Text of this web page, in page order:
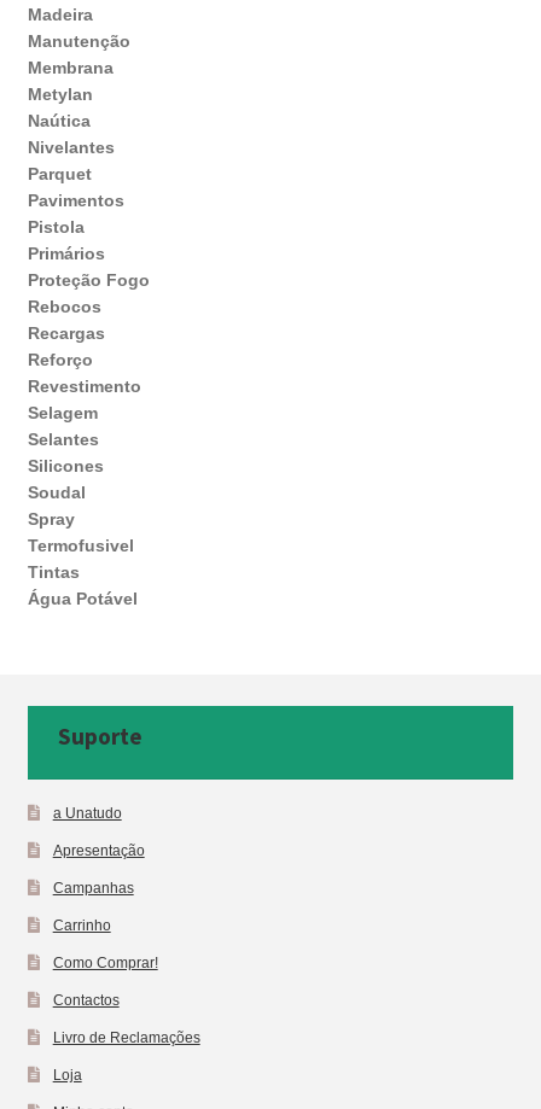
Madeira
Manutenção
Membrana
Metylan
Naútica
Nivelantes
Parquet
Pavimentos
Pistola
Primários
Proteção Fogo
Rebocos
Recargas
Reforço
Revestimento
Selagem
Selantes
Silicones
Soudal
Spray
Termofusivel
Tintas
Água Potável
Suporte
a Unatudo
Apresentação
Campanhas
Carrinho
Como Comprar!
Contactos
Livro de Reclamações
Loja